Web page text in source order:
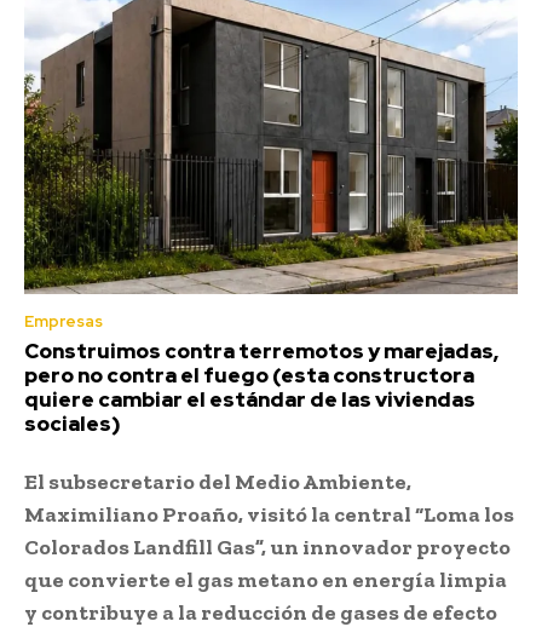
Empresas
Construimos contra terremotos y marejadas,
pero no contra el fuego (esta constructora
quiere cambiar el estándar de las viviendas
sociales)
El subsecretario del Medio Ambiente,
Maximiliano Proaño, visitó la central “Loma los
Colorados Landfill Gas”, un innovador proyecto
que convierte el gas metano en energía limpia
y contribuye a la reducción de gases de efecto